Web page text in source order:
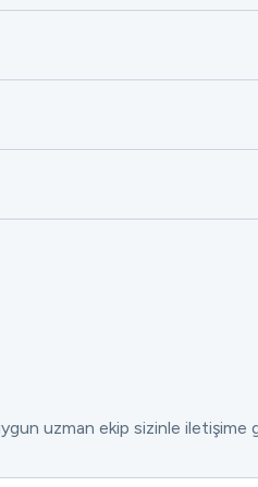
uzman ekip sizinle iletişime